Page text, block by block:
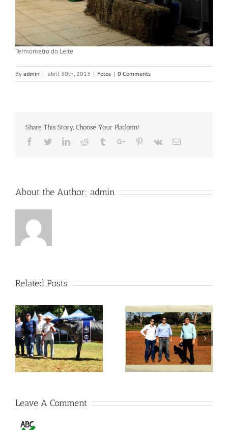
Termometro do Leite
By admin | abril 30th, 2013 | Fotos | 0 Comments
Share This Story, Choose Your Platform!
Facebook
TwitterLinkedinReddit TumblrGoogle+Pinterest
Vk Email
About the Author: admin
Related Posts
Visitas no Fazendão Visitas no Fazendão
Leave A Comment
Comment